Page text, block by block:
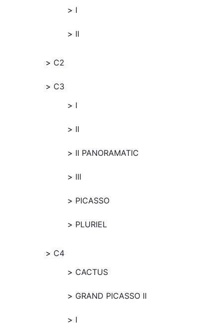
I
II
C2
C3
I
II
II PANORAMATIC
III
PICASSO
PLURIEL
C4
CACTUS
GRAND PICASSO II
I